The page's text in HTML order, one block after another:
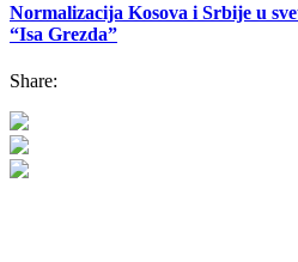
Normalizacija Kosova i Srbije u
“Isa Grezda”
Share: